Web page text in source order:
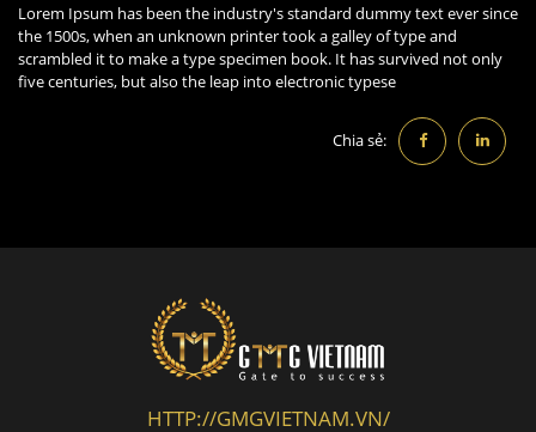
Lorem Ipsum has been the industry's standard dummy text ever since
the 1500s, when an unknown printer took a galley of type and
scrambled it to make a type specimen book. It has survived not only
five centuries, but also the leap into electronic typese
Chia sẻ:
HTTP://GMGVIETNAM.VN/